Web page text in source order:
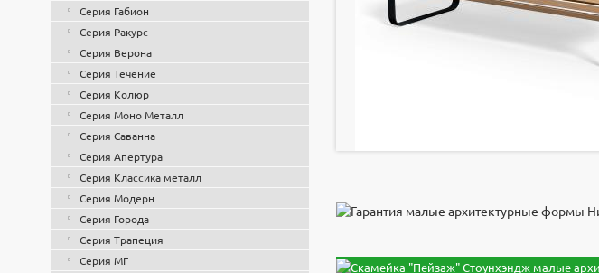
Серия Габион
Серия Ракурс
Серия Верона
Серия Течение
Серия Колюр
Серия Моно Металл
Серия Саванна
Серия Апертура
Серия Классика металл
Серия Модерн
Серия Города
Серия Трапеция
Серия МГ